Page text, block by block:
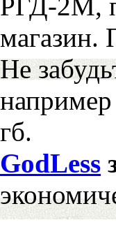
магазин.
Не
гб.
GodLess